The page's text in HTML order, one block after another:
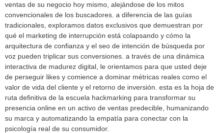
ventas de su negocio hoy mismo, alejándose de los mitos
convencionales de los buscadores. a diferencia de las guías
tradicionales, exploramos datos exclusivos que demuestran por
qué el marketing de interrupción está colapsando y cómo la
arquitectura de confianza y el seo de intención de búsqueda por
voz pueden triplicar sus conversiones. a través de una dinámica
interactiva de madurez digital, le orientamos para que usted deje
de perseguir likes y comience a dominar métricas reales como el
valor de vida del cliente y el retorno de inversión. esta es la hoja de
ruta definitiva de la escuela hackmarking para transformar su
presencia online en un activo de ventas predecible, humanizando
su marca y automatizando la empatía para conectar con la
psicología real de su consumidor.